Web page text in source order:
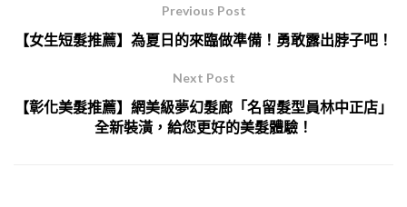
Previous Post
【女生短髮推薦】為夏日的來臨做準備！勇敢露出脖子吧！
Next Post
【彰化美髮推薦】網美級夢幻髮廊「名留髮型員林中正店」
全新裝潢，給您更好的美髮體驗！